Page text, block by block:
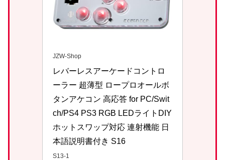
JZW-Shop
レバーレスアーケードコントロ
ーラー 超薄型 ロープロオールボ
タンアケコン 高応答 for PC/Swit
ch/PS4 PS3 RGB LEDライトDIY
ホットスワップ対応 連射機能 日
本語説明書付き S16
S13-1